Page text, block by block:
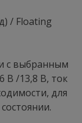
/ Floating
с выбранным
В /13,8 В, ток
для